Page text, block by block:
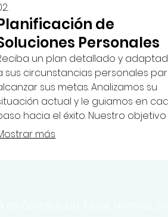
de
Personales
un plan detallado y
sus circunstancias personales
sus metas. Analizamos su
actual y le guiamos en
hacia el éxito. Nuestro objetivo
proporcionarle una hoja de ruta
más